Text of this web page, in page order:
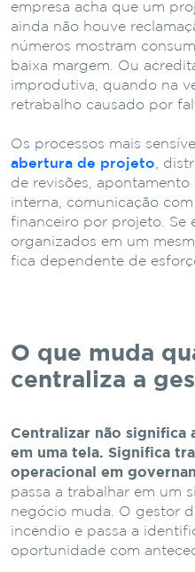
empresa acha que um
ainda não houve
números mostram
baixa margem. Ou
improdutiva, quando na
retrabalho causado por
Os processos mais
abertura de projeto ,
de revisões,
interna, comunicação
financeiro por projeto. Se
organizados em um
fica dependente de
O que muda
centraliza a
Centralizar não significa
em uma tela. Significa
operacional em
passa a trabalhar em um
negócio muda. O gestor
incêndio e passa a
oportunidade com